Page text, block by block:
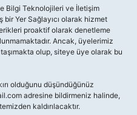
Bilgi Teknolojileri ve İletişim
bir Yer Sağlayıcı olarak hizmet
proaktif olarak denetleme
Ancak, üyelerimiz
olup, siteye üye olarak bu
olduğunu düşündüğünüz
adresine bildirmeniz halinde,
kaldırılacaktır.